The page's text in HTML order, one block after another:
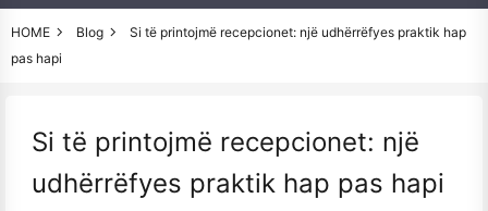
HOME Blog
Si të printojmë recepcionet: një udhërrëfyes praktik hap
pas hapi
Si të printojmë recepcionet: një
udhërrëfyes praktik hap pas hapi